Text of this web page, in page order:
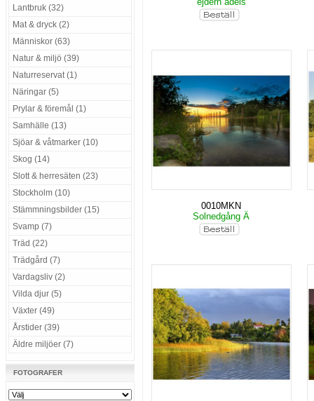
Lantbruk (32)
Mat & dryck (2)
Människor (63)
Natur & miljö (39)
Naturreservat (1)
Näringar (5)
Prylar & föremål (1)
Samhälle (13)
Sjöar & våtmarker (10)
Skog (14)
Slott & herresäten (23)
Stockholm (10)
Stämmningsbilder (15)
Svamp (7)
Träd (22)
Trädgård (7)
Vardagsliv (2)
Vilda djur (5)
Växter (49)
Årstider (39)
Äldre miljöer (7)
FOTOGRAFER
0010MKN
Solnedgång Ä